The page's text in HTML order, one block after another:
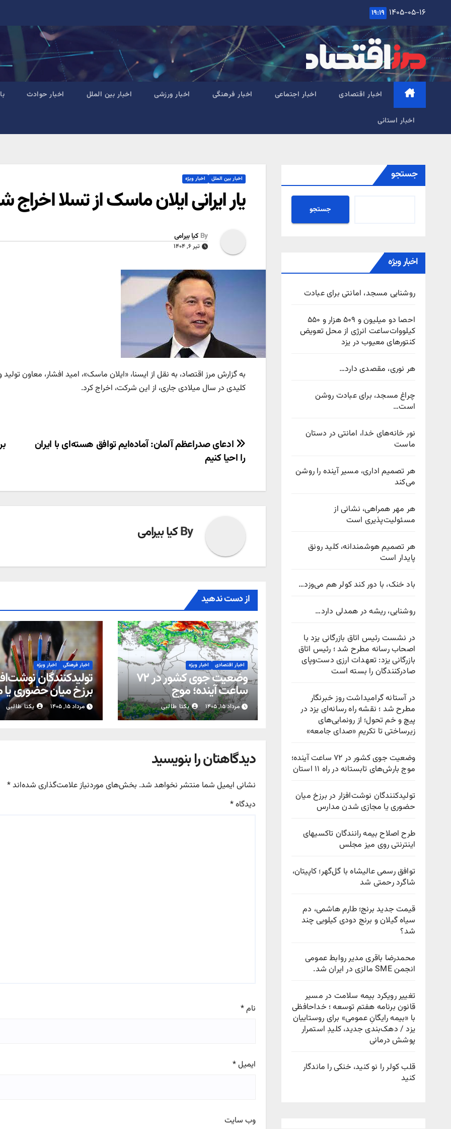
content
۱۴۰۵-۰۵-۱۶ ۱۹:۱۹
اخبار اقتصادی اخبار اجتماعی اخبار فرهنگی اخبار ورزشی اخبار بین الملل اخبار حوادث
اخبار استانی
جستجو
جستجو
اخبار ویژه
روشنایی مسجد، امانتی برای عبادت
احصا دو میلیون و ۵۰۹ هزار و ۵۵۰
کیلووات‌ساعت انرژی از محل تعویض
کنتورهای معیوب در یزد
هر نوری، مقصدی دارد…
چراغ مسجد، برای عبادت روشن
است…
نور خانه‌های خدا، امانتی در دستان
ماست
هر تصمیم اداری، مسیر آینده را روشن
می‌کند
هر مهر همراهی، نشانی از
مسئولیت‌پذیری است
هر تصمیم هوشمندانه، کلید رونق
پایدار است
باد خنک، با دور کند کولر هم می‌وزد…
روشنایی، ریشه در همدلی دارد…
در نشست رئیس اتاق بازرگانی یزد با
اصحاب رسانه مطرح شد ؛ رئیس اتاق
بازرگانی یزد: تعهدات ارزی دست‌وپای
صادرکنندگان را بسته است
در آستانه گرامیداشت روز خبرنگار
مطرح شد ؛ نقشه راه رسانه‌ای یزد در
پیچ‌ و خم تحول؛ از رونمایی‌های
زیرساختی تا تکریمِ «صدای جامعه»
وضعیت جوی کشور در ۷۲ ساعت آینده؛
موج بارش‌های تابستانه در راه ۱۱ استان
تولیدکنندگان نوشت‌افزار در برزخ میان
حضوری یا مجازی شدن مدارس
طرح اصلاح بیمه رانندگان تاکسیهای
اینترنتی روی میز مجلس
توافق رسمی عالیشاه با گل‌گهر؛ کاپیتان،
شاگرد رحمتی شد
قیمت جدید برنج؛ طارم هاشمی، دم
سیاه گیلان و برنج دودی کیلویی چند
شد؟
محمدرضا باقری مدیر روابط عمومی
انجمن SME مالزی در ایران شد.
تغییر رویکرد بیمه سلامت در مسیر
قانون برنامه هفتم توسعه ؛ خداحافظی
با «بیمه رایگانِ عمومی» برای روستاییان
یزد / دهک‌بندی جدید، کلیدِ استمرار
پوشش درمانی
قلب کولر را نو کنید، خنکی را ماندگار
کنید
اخبار بین الملل اخبار ویژه
یار ایرانی ایلان ماسک از تسلا اخراج
By کیا بیرامی
تیر ۶, ۱۴۰۴
به گزارش مرز اقتصاد، به نقل از ایسنا، «ایلان ماسک»، امید افشار، معاون
کلیدی در سال میلادی جاری، از این شرکت، اخراج کرد.
راهبری
نوشته
ادعای صدراعظم آلمان: آماده‌ایم توافق هسته‌ای با ایران
را احیا کنیم
Byکیا بیرامی
از دست ندهید
اخبار اقتصادی اخبار ویژه
وضعیت جوی کشور در ۷۲
ساعت آینده؛ موج
بارش‌های تابستانه در راه ۱۱
استان
مرداد ۱۵, ۱۴۰۵ یکتا طالبی
اخبار فرهنگی اخبار ویژه
تولیدکنندگان
برزخ میان حضوری
شدن مدارس
مرداد ۱۵, ۱۴۰۵ یکتا طالبی
دیدگاهتان را بنویسید
نشانی ایمیل شما منتشر نخواهد شد. بخش‌های موردنیاز علامت‌گذاری شده‌اند*
دیدگاه*
نام*
ایمیل*
وب‌ سایت